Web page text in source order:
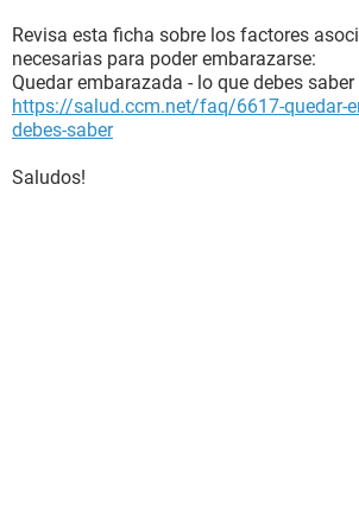
Revisa esta ficha sobre los factores
necesarias para poder embarazarse:
Quedar embarazada - lo que debes saber
https://salud.ccm.net/faq/6617-quedar-
debes-saber
Saludos!